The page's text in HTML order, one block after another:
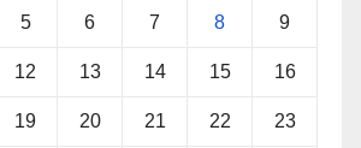
5 6 7 8 9
12 13 14 15 16
19 20 21 22 23